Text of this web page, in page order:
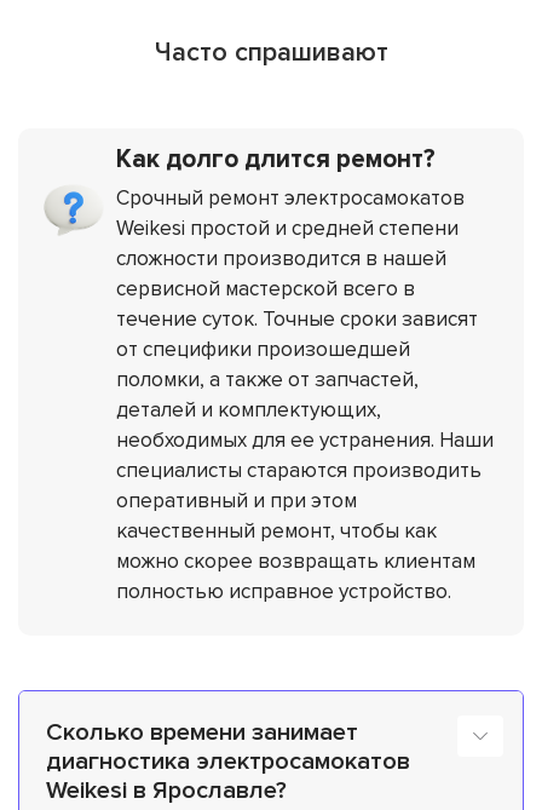
Часто спрашивают
Как долго длится ремонт?
Срочный ремонт электросамокатов
Weikesi простой и средней степени
сложности производится в нашей
сервисной мастерской всего в
течение суток. Точные сроки зависят
от специфики произошедшей
поломки, а также от запчастей,
деталей и комплектующих,
необходимых для ее устранения. Наши
специалисты стараются производить
оперативный и при этом
качественный ремонт, чтобы как
можно скорее возвращать клиентам
полностью исправное устройство.
Сколько времени занимает
диагностика электросамокатов
Weikesi в Ярославле?